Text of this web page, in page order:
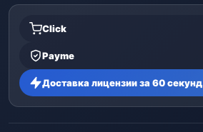
Click
Payme
Доставка лицензии за 60 секунд